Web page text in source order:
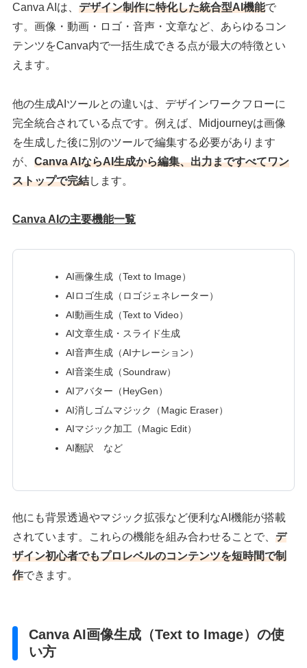
Canva AIは、デザイン制作に特化した統合型AI機能で
す。画像・動画・ロゴ・音声・文章など、あらゆるコン
テンツをCanva内で一括生成できる点が最大の特徴とい
えます。
他の生成AIツールとの違いは、デザインワークフローに
完全統合されている点です。例えば、Midjourneyは画像
を生成した後に別のツールで編集する必要があります
が、Canva AIならAI生成から編集、出力まですべてワン
ストップで完結します。
Canva AIの主要機能一覧
AI画像生成（Text to Image）
AIロゴ生成（ロゴジェネレーター）
AI動画生成（Text to Video）
AI文章生成・スライド生成
AI音声生成（AIナレーション）
AI音楽生成（Soundraw）
AIアバター（HeyGen）
AI消しゴムマジック（Magic Eraser）
AIマジック加工（Magic Edit）
AI翻訳 など
他にも背景透過やマジック拡張など便利なAI機能が搭載
されています。これらの機能を組み合わせることで、デ
ザイン初心者でもプロレベルのコンテンツを短時間で制
作できます。
Canva AI画像生成（Text to Image）の使
い方